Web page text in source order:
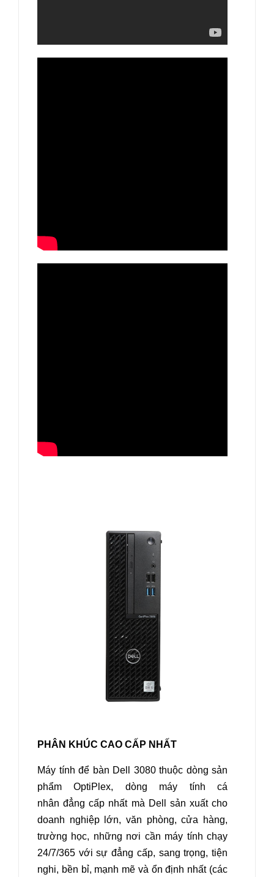
PHÂN KHÚC CAO CẤP NHẤT
Máy tính để bàn Dell 3080 thuộc dòng sản
phẩm OptiPlex, dòng máy tính cá
nhân đẳng cấp nhất mà Dell sản xuất cho
doanh nghiệp lớn, văn phòng, cửa hàng,
trường học, những nơi cần máy tính chạy
24/7/365 với sự đẳng cấp, sang trọng, tiện
nghi, bền bỉ, mạnh mẽ và ổn định nhất (các